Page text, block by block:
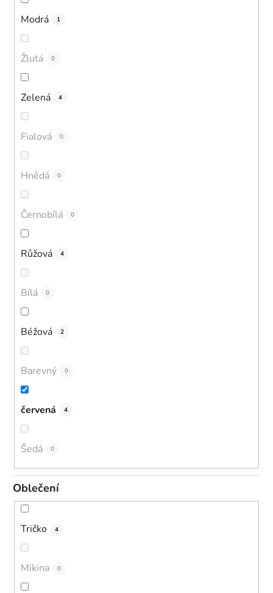
Modrá 1
Žlutá 0
Zelená 4
Fialová 0
Hnědá 0
Černobílá 0
Růžová 4
Bílá 0
Béžová 2
Barevný 0
červená 4
Šedá 0
Oblečení
Tričko 4
Mikina 0